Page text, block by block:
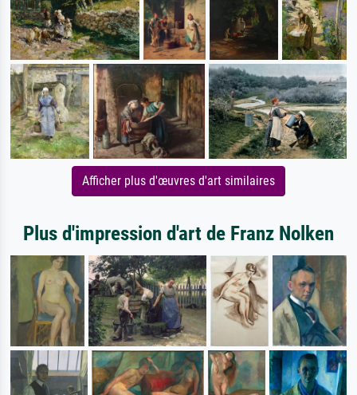
Afficher plus d'œuvres d'art similaires
Plus d'impression d'art de Franz Nolken